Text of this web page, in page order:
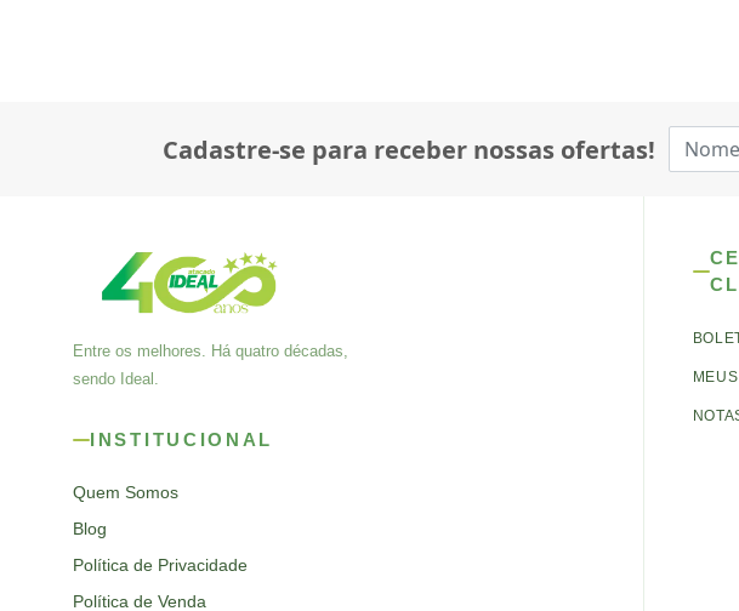
Cadastre-se para receber nossas ofertas!
Entre os melhores. Há quatro décadas,
sendo Ideal.
INSTITUCIONAL
Quem Somos
Blog
Política de Privacidade
Política de Venda